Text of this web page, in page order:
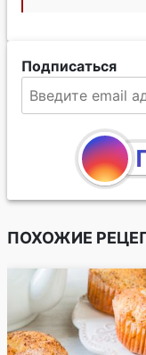
Подписаться
ПОХОЖИЕ